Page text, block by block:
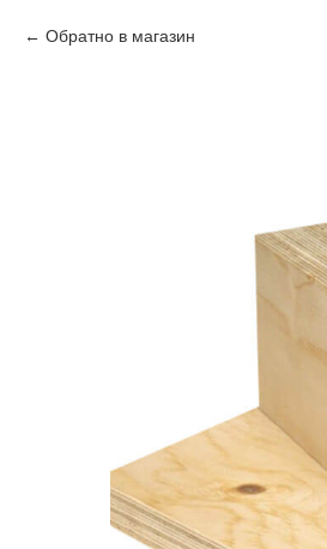
Обратно в магазин